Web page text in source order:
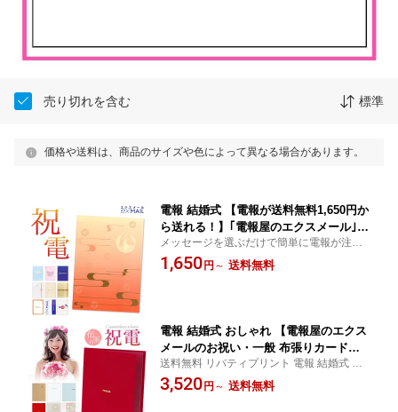
売り切れを含む 標準
価格や送料は、商品のサイズや色によって異なる場合があります。
電報 結婚式 【電報が送料無料1,650円か
ら送れる！】｢電報屋のエクスメール｣の
お祝い・一般電報（紙素材カード台紙）
祝電 結婚式 文例 例文 メッセージ 結婚
メッセージを選ぶだけで簡単に電報が注
文！ 祝電 結婚式 誕生日 プレゼント 叙勲 受
章祝い 還暦 長寿祝い ギフト お祝い 出産祝
1,650 円 ～ 送料無料
電報 結婚式 おしゃれ 【電報屋のエクス
メールのお祝い・一般 布張りカード電
報・リバティプリント電報】 祝電 誕生
日 かわいい 文例 例文 メッセージ ギフ
送料無料 リバティプリント 電報 結婚式 祝
電 誕生日 Liberty 結婚祝い プレゼント 父 母
祖父 祖母 子ども 孫 甥 姪 会社 職場 就任 栄
3,520 円 ～ 送料無料